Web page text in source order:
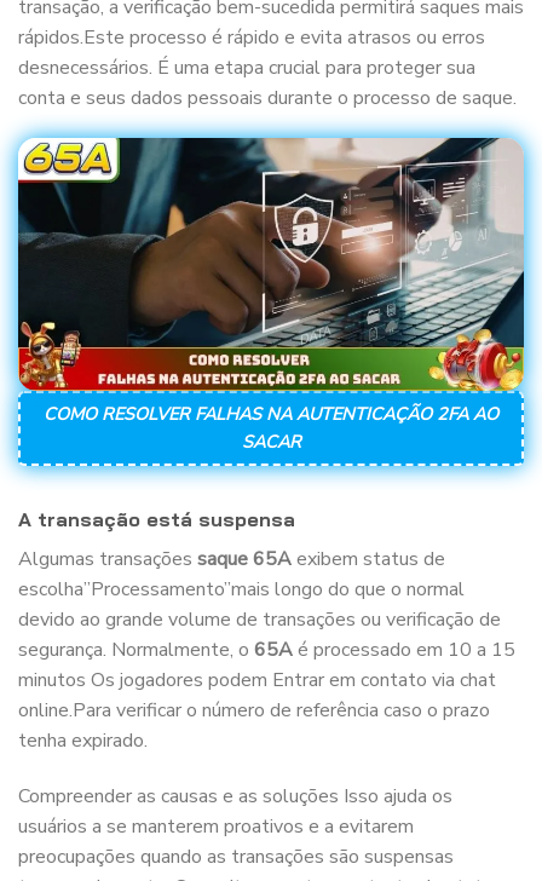
transação, a verificação bem-sucedida permitirá saques mais
rápidos.Este processo é rápido e evita atrasos ou erros
desnecessários. É uma etapa crucial para proteger sua
conta e seus dados pessoais durante o processo de saque.
COMO RESOLVER FALHAS NA AUTENTICAÇÃO 2FA AO
SACAR
A transação está suspensa
Algumas transações saque 65Aexibem status de
escolha”Processamento”mais longo do que o normal
devido ao grande volume de transações ou verificação de
segurança. Normalmente, o 65Aé processado em 10 a 15
minutos Os jogadores podem Entrar em contato via chat
online.Para verificar o número de referência caso o prazo
tenha expirado.
Compreender as causas e as soluções Isso ajuda os
usuários a se manterem proativos e a evitarem
preocupações quando as transações são suspensas